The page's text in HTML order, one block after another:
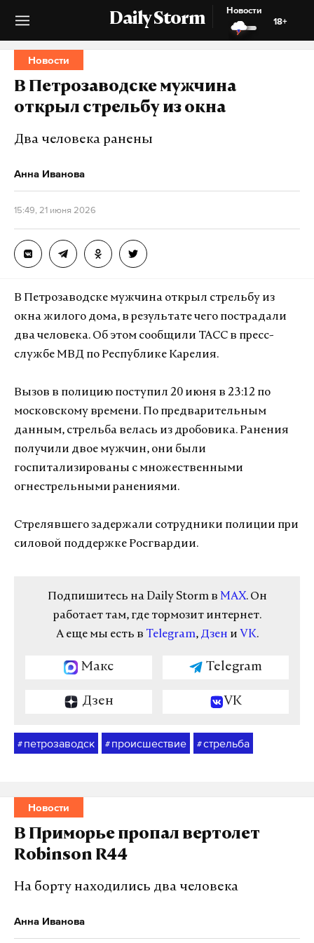
Daily Storm
Новости
18+
Новости
В Петрозаводске мужчина
открыл стрельбу из окна
Два человека ранены
Анна Иванова
15:49, 21 июня 2026
В Петрозаводске мужчина открыл стрельбу из
окна жилого дома, в результате чего пострадали
два человека. Об этом сообщили ТАСС в пресс-
службе МВД по Республике Карелия.
Вызов в полицию поступил 20 июня в 23:12 по
московскому времени. По предварительным
данным, стрельба велась из дробовика. Ранения
получили двое мужчин, они были
госпитализированы с множественными
огнестрельными ранениями.
Стрелявшего задержали сотрудники полиции при
силовой поддержке Росгвардии.
Подпишитесь на Daily Storm в MAX. Он
работает там, где тормозит интернет.
А еще мы есть в Telegram, Дзен и VK.
Макс Telegram
Дзен VK
# петрозаводск # происшествие #стрельба
Новости
В Приморье пропал вертолет
Robinson R44
На борту находились два человека
Анна Иванова